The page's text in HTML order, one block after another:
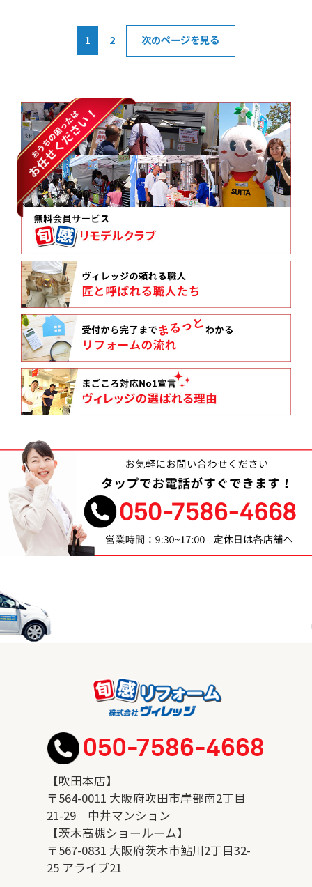
1 2 次のページを見る
050-7586-4668
【吹田本店】
〒564-0011 大阪府吹田市岸部南2丁目
21-29 中井マンション
【茨木高槻ショールーム】
〒567-0831 大阪府茨木市鮎川2丁目32-
25 アライブ21